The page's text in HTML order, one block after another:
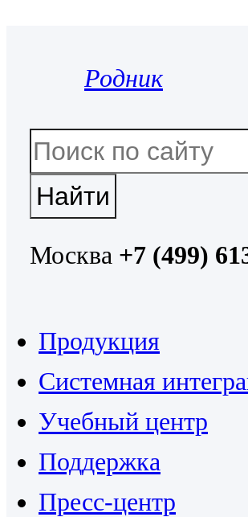
Родник
Москва +7 (499)
Продукция
Системная
Учебный центр
Поддержка
Пресс-центр